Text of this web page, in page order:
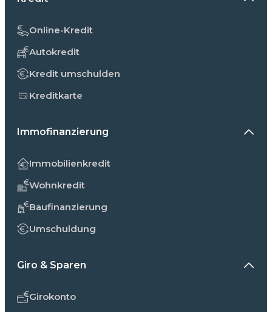
Online-Kredit
Autokredit
Kredit umschulden
Kreditkarte
Immofinanzierung
Immobilienkredit
Wohnkredit
Baufinanzierung
Umschuldung
Giro & Sparen
Girokonto